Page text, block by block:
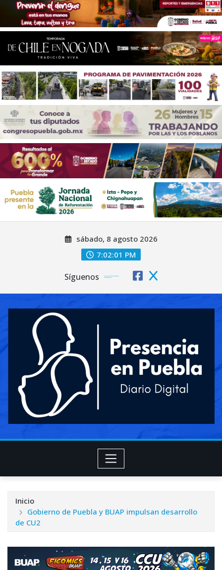
sábado, 8 agosto 2026
7:02:03 PM
Síguenos
Inicio
Gobierno de Puebla y BUAP impulsan desarrollo
de CU2